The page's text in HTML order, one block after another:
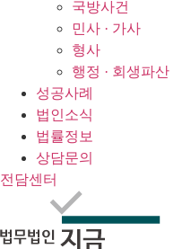
국방사건
민사 · 가사
형사
행정 · 회생파산
성공사례
법인소식
법률정보
상담문의
전담센터